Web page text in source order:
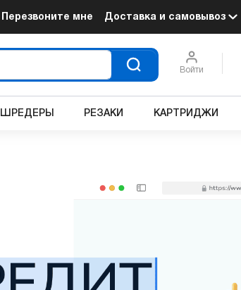
Перезвоните мне Доставка и самовывоз
Войти
ШРЕДЕРЫ РЕЗАКИ КАРТРИДЖИ